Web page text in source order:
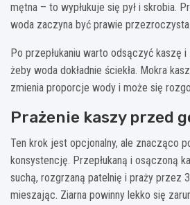
mętna – to wypłukuje się pył i skrobia.
woda zaczyna być prawie przezroczysta.
Po przepłukaniu warto odsączyć kaszę
żeby woda dokładnie ściekła. Mokra
zmienia proporcje wody i może się
Prażenie kaszy przed
Ten krok jest opcjonalny, ale znacząco
konsystencję. Przepłukaną i osączoną
suchą, rozgrzaną patelnię i praży przez
mieszając. Ziarna powinny lekko się